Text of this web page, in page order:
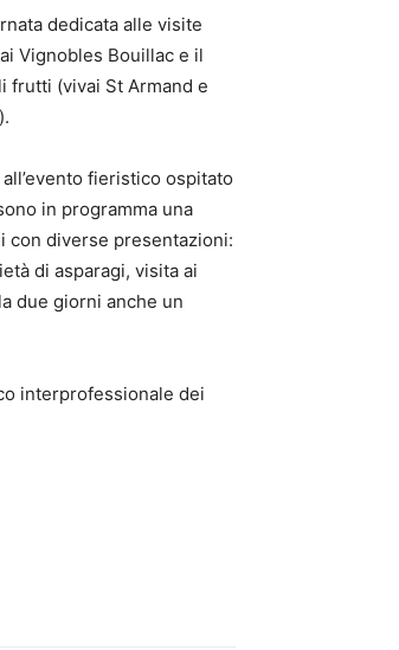
dedicata alle visite
Vignobles Bouillac e il
frutti (vivai St Armand e
fieristico ospitato
in programma una
con diverse presentazioni:
di asparagi, visita ai
due giorni anche un
interprofessionale dei